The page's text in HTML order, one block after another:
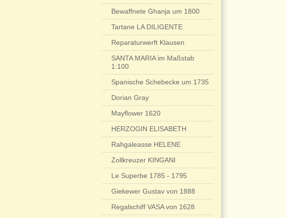
Bewaffnete Ghanja um 1800
Tartane LA DILIGENTE
Reparaturwerft Klausen
SANTA MARIA im Maßstab
1:100
Spanische Schebecke um 1735
Dorian Gray
Mayflower 1620
HERZOGIN ELISABETH
Rahgaleasse HELENE
Zollkreuzer KINGANI
Le Superbe 1785 - 1795
Giekewer Gustav von 1888
Regalschiff VASA von 1628